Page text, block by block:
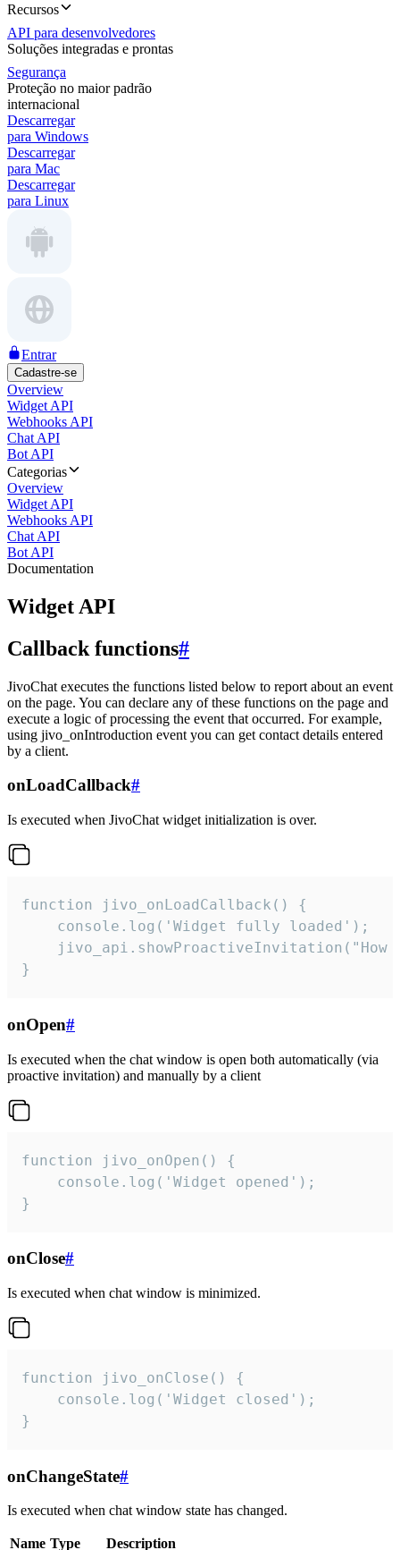
Recursos
API para desenvolvedores
Soluções integradas e prontas
Segurança
Proteção no maior padrão
internacional
Descarregar
para Windows
Descarregar
para Mac
Descarregar
para Linux
Entrar
Cadastre-se
Overview
Widget API
Webhooks API
Chat API
Bot API
Categorias
Overview
Widget API
Webhooks API
Chat API
Bot API
Documentation
Widget API
Callback functions#
JivoChat executes the functions listed below to report about an event
on the page. You can declare any of these functions on the page and
execute a logic of processing the event that occurred. For example,
using jivo_onIntroduction event you can get contact details entered
by a client.
onLoadCallback#
Is executed when JivoChat widget initialization is over.
function jivo_onLoadCallback() {
    console.log('Widget fully loaded');
jivo_api.showProactiveInvitation("How
}
onOpen#
Is executed when the chat window is open both automatically (via
proactive invitation) and manually by a client
function jivo_onOpen() {
    console.log('Widget opened');
}
onClose#
Is executed when chat window is minimized.
function jivo_onClose() {
    console.log('Widget closed');
}
onChangeState#
Is executed when chat window state has changed.
Name Type Description